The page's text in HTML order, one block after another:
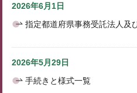
2026年6月1日
指定都道府県事務受託法人及
2026年5月29日
手続きと様式一覧